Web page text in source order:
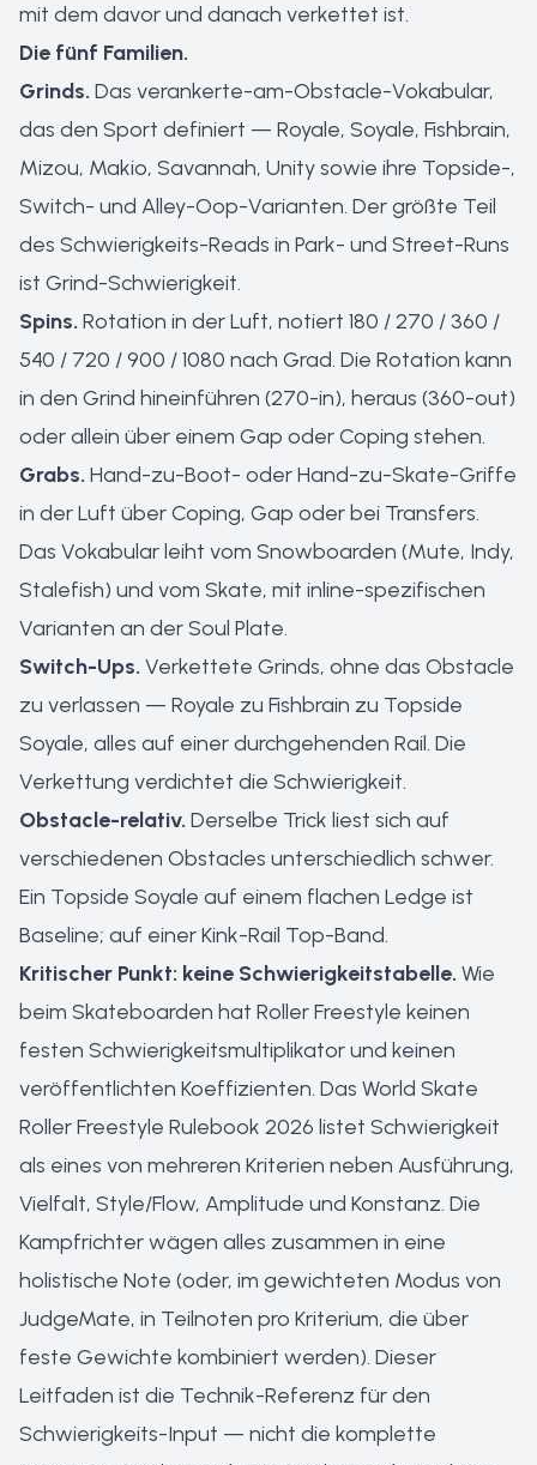
mit dem davor und danach verkettet ist.
Die fünf Familien.
Grinds. Das verankerte-am-Obstacle-Vokabular,
das den Sport definiert — Royale, Soyale, Fishbrain,
Mizou, Makio, Savannah, Unity sowie ihre Topside-,
Switch- und Alley-Oop-Varianten. Der größte Teil
des Schwierigkeits-Reads in Park- und Street-Runs
ist Grind-Schwierigkeit.
Spins. Rotation in der Luft, notiert 180 / 270 / 360 /
540 / 720 / 900 / 1080 nach Grad. Die Rotation kann
in den Grind hineinführen (270-in), heraus (360-out)
oder allein über einem Gap oder Coping stehen.
Grabs. Hand-zu-Boot- oder Hand-zu-Skate-Griffe
in der Luft über Coping, Gap oder bei Transfers.
Das Vokabular leiht vom Snowboarden (Mute, Indy,
Stalefish) und vom Skate, mit inline-spezifischen
Varianten an der Soul Plate.
Switch-Ups. Verkettete Grinds, ohne das Obstacle
zu verlassen — Royale zu Fishbrain zu Topside
Soyale, alles auf einer durchgehenden Rail. Die
Verkettung verdichtet die Schwierigkeit.
Obstacle-relativ. Derselbe Trick liest sich auf
verschiedenen Obstacles unterschiedlich schwer.
Ein Topside Soyale auf einem flachen Ledge ist
Baseline; auf einer Kink-Rail Top-Band.
Kritischer Punkt: keine Schwierigkeitstabelle. Wie
beim Skateboarden hat Roller Freestyle keinen
festen Schwierigkeitsmultiplikator und keinen
veröffentlichten Koeffizienten. Das World Skate
Roller Freestyle Rulebook 2026 listet Schwierigkeit
als eines von mehreren Kriterien neben Ausführung,
Vielfalt, Style/Flow, Amplitude und Konstanz. Die
Kampfrichter wägen alles zusammen in eine
holistische Note (oder, im gewichteten Modus von
JudgeMate, in Teilnoten pro Kriterium, die über
feste Gewichte kombiniert werden). Dieser
Leitfaden ist die Technik-Referenz für den
Schwierigkeits-Input — nicht die komplette